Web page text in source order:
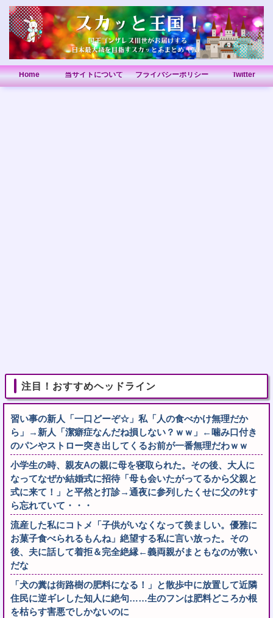
Home 当サイトについて プライバシーポリシー Twitter
注目！おすすめヘッドライン
習い事の新人「一口どーぞ☆」私「人の食べかけ無理だか
ら」→新人「潔癖症なんだね損しない？ｗｗ」←噛み口付き
のパンやストロー突き出してくるお前が一番無理だわｗｗ
小学生の時、親友Aの親に母を寝取られた。その後、大人に
なってなぜか結婚式に招待「母も会いたがってるから父親と
式に来て！」と平然と打診→通夜に参列したくせに父のﾀﾋす
ら忘れていて・・・
流産した私にコトメ「子供がいなくなって羨ましい。優雅に
お菓子食べられるもんね」絶望する私に言い放った。その
後、夫に話して着拒＆完全絶縁←義両親がまともなのが救い
だな
「犬の糞は街路樹の肥料になる！」と散歩中に放置して近隣
住民に逆ギレした知人に絶句……生のフンは肥料どころか根
を枯らす害悪でしかないのに